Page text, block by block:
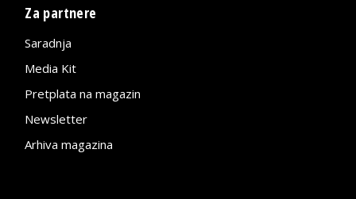
Za partnere
Saradnja
Media Kit
Pretplata na magazin
Newsletter
Arhiva magazina